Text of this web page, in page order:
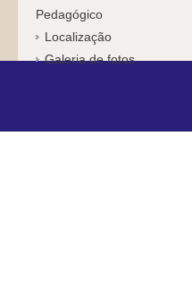
Pedagógico
Localização
Galeria de fotos